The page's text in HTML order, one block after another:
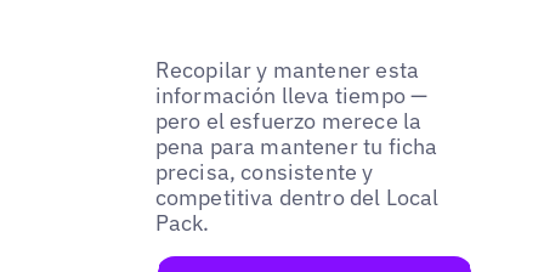
Recopilar y mantener esta
información lleva tiempo —
pero el esfuerzo merece la
pena para mantener tu ficha
precisa, consistente y
competitiva dentro del Local
Pack.